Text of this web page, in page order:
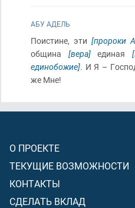
АБУ АДЕЛЬ
Поистине, эти [пророки
община [вера]единая
единобожие]. И Я –
же Мне!
О ПРОЕКТЕ
ТЕКУЩИЕ ВОЗМОЖНОСТИ
КОНТАКТЫ
СДЕЛАТЬ ВКЛАД